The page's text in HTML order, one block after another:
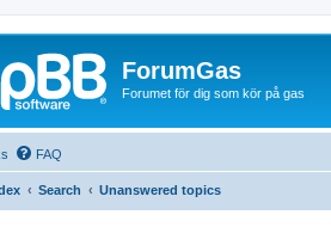
ForumGas
Forumet för dig som kör på gas
FAQ
Search Unanswered topics